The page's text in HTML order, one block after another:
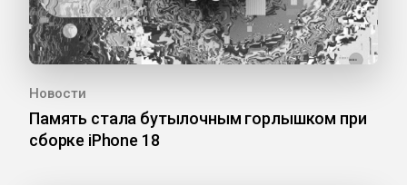
Новости
Память стала бутылочным горлышком при
сборке iPhone 18